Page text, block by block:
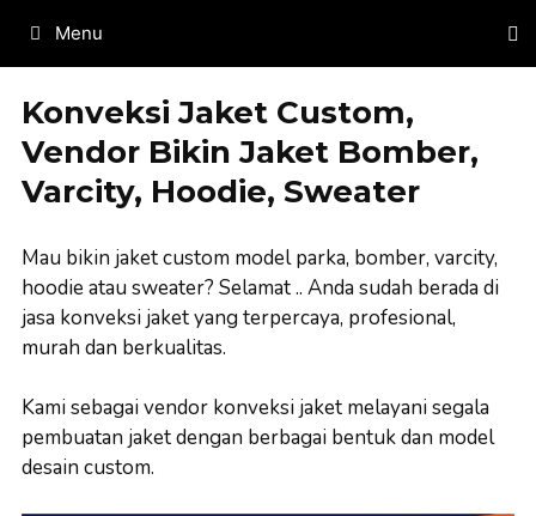
content
Menu
Konveksi Jaket Custom,
Vendor Bikin Jaket Bomber,
Varcity, Hoodie, Sweater
Mau bikin jaket custom model parka, bomber, varcity,
hoodie atau sweater? Selamat .. Anda sudah berada di
jasa konveksi jaket yang terpercaya, profesional,
murah dan berkualitas.
Kami sebagai vendor konveksi jaket melayani segala
pembuatan jaket dengan berbagai bentuk dan model
desain custom.